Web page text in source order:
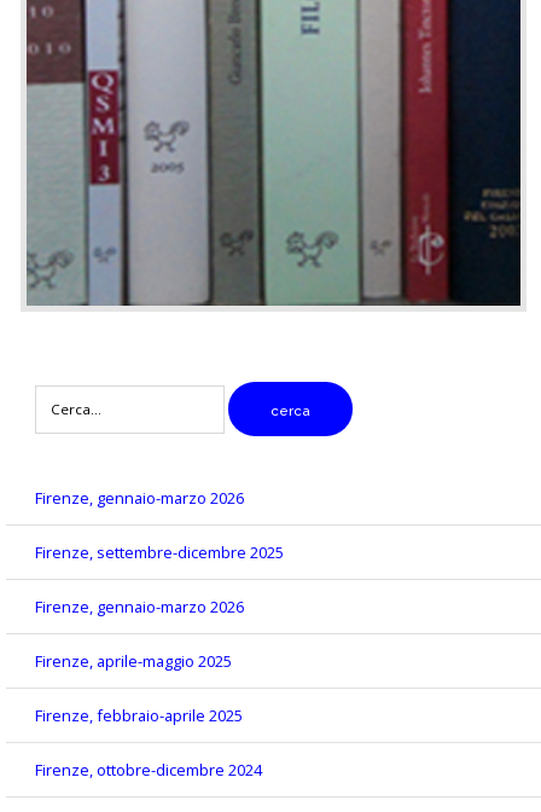
cercare
cerca
Firenze, gennaio-marzo 2026
Firenze, settembre-dicembre 2025
Firenze, gennaio-marzo 2026
Firenze, aprile-maggio 2025
Firenze, febbraio-aprile 2025
Firenze, ottobre-dicembre 2024